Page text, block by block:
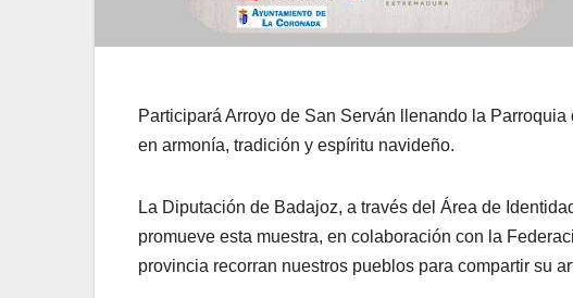
Participará Arroyo de San Serván llenando la
en armonía, tradición y espíritu navideño.
La Diputación de Badajoz, a través del Área de
promueve esta muestra, en colaboración con la
provincia recorran nuestros pueblos para compartir su